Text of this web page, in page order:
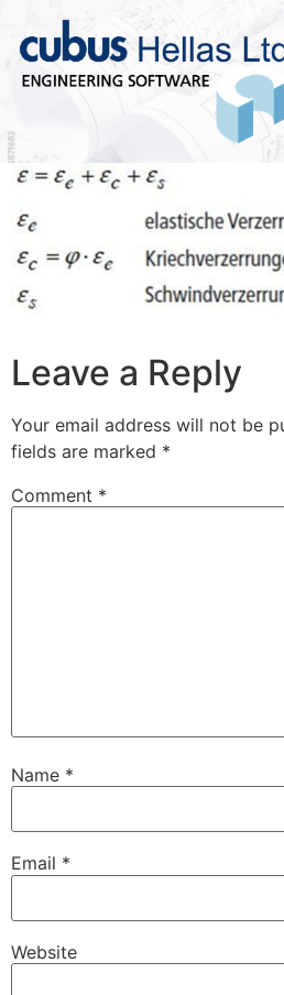
Leave a Reply
Your email address will not be
fields are marked *
Comment *
Name *
Email *
Website